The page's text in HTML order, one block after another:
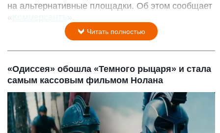
на альтернативные площадки. Об этом сообщает
« Коммерсантъ
Читать полностью
«Одиссея» обошла «Темного рыцаря» и стала
самым кассовым фильмом Нолана